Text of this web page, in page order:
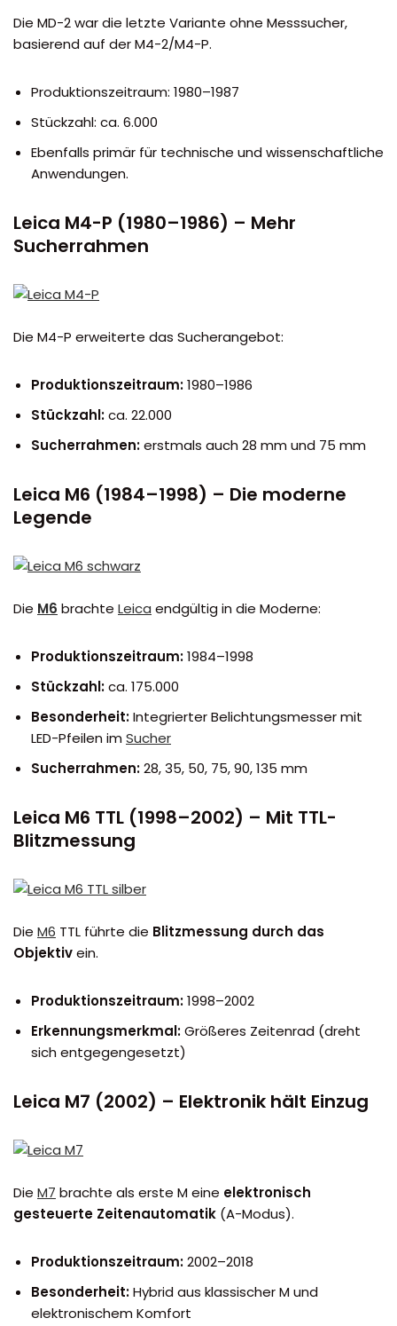
Die MD-2 war die letzte Variante ohne Messsucher,
basierend auf der M4-2/M4-P.
Produktionszeitraum: 1980–1987
Stückzahl: ca. 6.000
Ebenfalls primär für technische und wissenschaftliche
Anwendungen.
Leica M4-P (1980–1986) – Mehr
Sucherrahmen
Die M4-P erweiterte das Sucherangebot:
Produktionszeitraum:1980–1986
Stückzahl:ca. 22.000
Sucherrahmen:erstmals auch 28 mm und 75 mm
Leica M6 (1984–1998) – Die moderne
Legende
Die M6 brachte Leica endgültig in die Moderne:
Produktionszeitraum:1984–1998
Stückzahl:ca. 175.000
Besonderheit:Integrierter Belichtungsmesser mit
LED-Pfeilen im Sucher
Sucherrahmen:28, 35, 50, 75, 90, 135 mm
Leica M6 TTL (1998–2002) – Mit TTL-
Blitzmessung
Die M6 TTL führte die Blitzmessung durch das
Objektivein.
Produktionszeitraum:1998–2002
Erkennungsmerkmal:Größeres Zeitenrad (dreht
sich entgegengesetzt)
Leica M7 (2002) – Elektronik hält Einzug
Die M7 brachte als erste M eine elektronisch
gesteuerte Zeitenautomatik (A-Modus).
Produktionszeitraum:2002–2018
Besonderheit:Hybrid aus klassischer M und
elektronischem Komfort